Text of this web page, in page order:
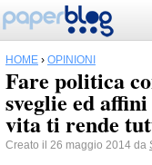
HOME › OPINIONI
Fare politica
sveglie ed
vita ti rende
Creato il 26 maggio 2014 da